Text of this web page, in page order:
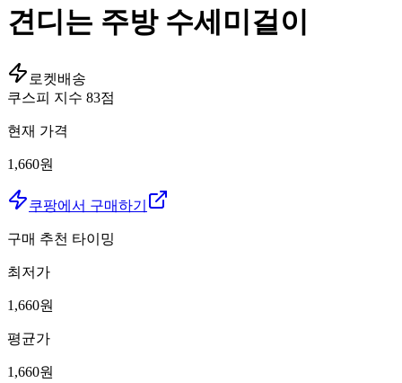
견디는 주방 수세미걸이
로켓배송
쿠스피 지수 83점
현재 가격
1,660원
쿠팡에서 구매하기
구매 추천 타이밍
최저가
1,660원
평균가
1,660원